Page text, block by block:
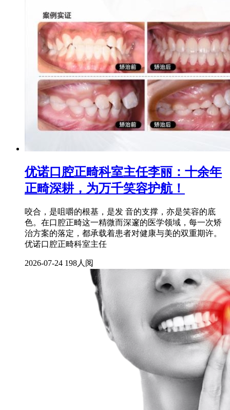
优诺口腔正畸科室主任李丽：十余年
正畸深耕，为万千笑容护航！
咬合，是咀嚼的根基，是发 音的支撑，亦是笑容的底
色。在口腔正畸这一精微而深邃的医学领域，每一次矫
治方案的落定，都承载着患者对健康与美的双重期许。
优诺口腔正畸科室主任
2026-07-24 198人阅